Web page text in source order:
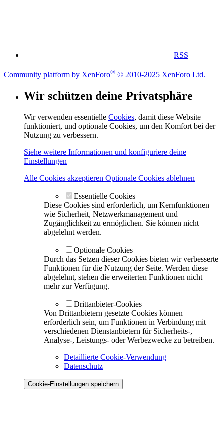
RSS
Community platform by XenForo® © 2010-2025 XenForo Ltd.
Wir schützen deine Privatsphäre
Wir verwenden essentielle Cookies, damit diese Website
funktioniert, und optionale Cookies, um den Komfort bei der
Nutzung zu verbessern.
Siehe weitere Informationen und konfiguriere deine
Einstellungen
Alle Cookies akzeptieren Optionale Cookies ablehnen
Essentielle Cookies
Diese Cookies sind erforderlich, um Kernfunktionen
wie Sicherheit, Netzwerkmanagement und
Zugänglichkeit zu ermöglichen. Sie können nicht
abgelehnt werden.
Optionale Cookies
Durch das Setzen dieser Cookies bieten wir verbesserte
Funktionen für die Nutzung der Seite. Werden diese
abgelehnt, stehen die erweiterten Funktionen nicht
mehr zur Verfügung.
Drittanbieter-Cookies
Von Drittanbietern gesetzte Cookies können
erforderlich sein, um Funktionen in Verbindung mit
verschiedenen Dienstanbietern für Sicherheits-,
Analyse-, Leistungs- oder Werbezwecke zu betreiben.
Detaillierte Cookie-Verwendung
Datenschutz
Cookie-Einstellungen speichern